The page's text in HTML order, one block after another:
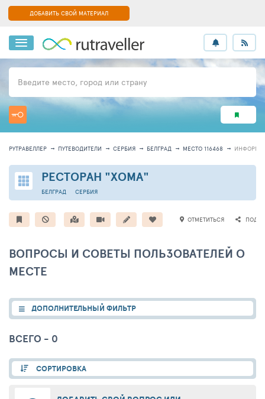
ДОБАВИТЬ СВОЙ МАТЕРИАЛ
Введите место, город или страну
РУТРАВЕЛЛЕР ПУТЕВОДИТЕЛИ СЕРБИЯ БЕЛГРАД МЕСТО 116468
РЕСТОРАН "ХОМА"
СЕРБИЯ
БЕЛГРАД
ОТМЕТИТЬСЯ
ВОПРОСЫ И СОВЕТЫ ПОЛЬЗОВАТЕЛЕЙ О
МЕСТЕ
ДОПОЛНИТЕЛЬНЫЙ ФИЛЬТР
ВСЕГО - 0
СОРТИРОВКА